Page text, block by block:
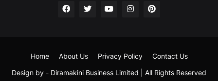
Design by - Diramakini Business Limited | All Rights Reserved
Home About Us Privacy Policy Contact Us